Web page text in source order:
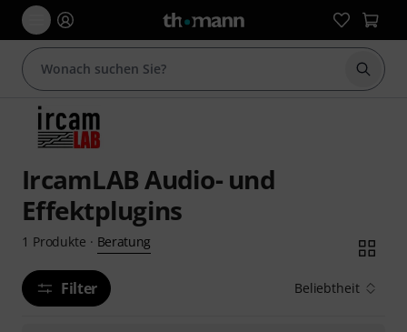
Suche
IrcamLAB Audio- und
Effektplugins
1 Produkte · Beratung
Filter Beliebtheit